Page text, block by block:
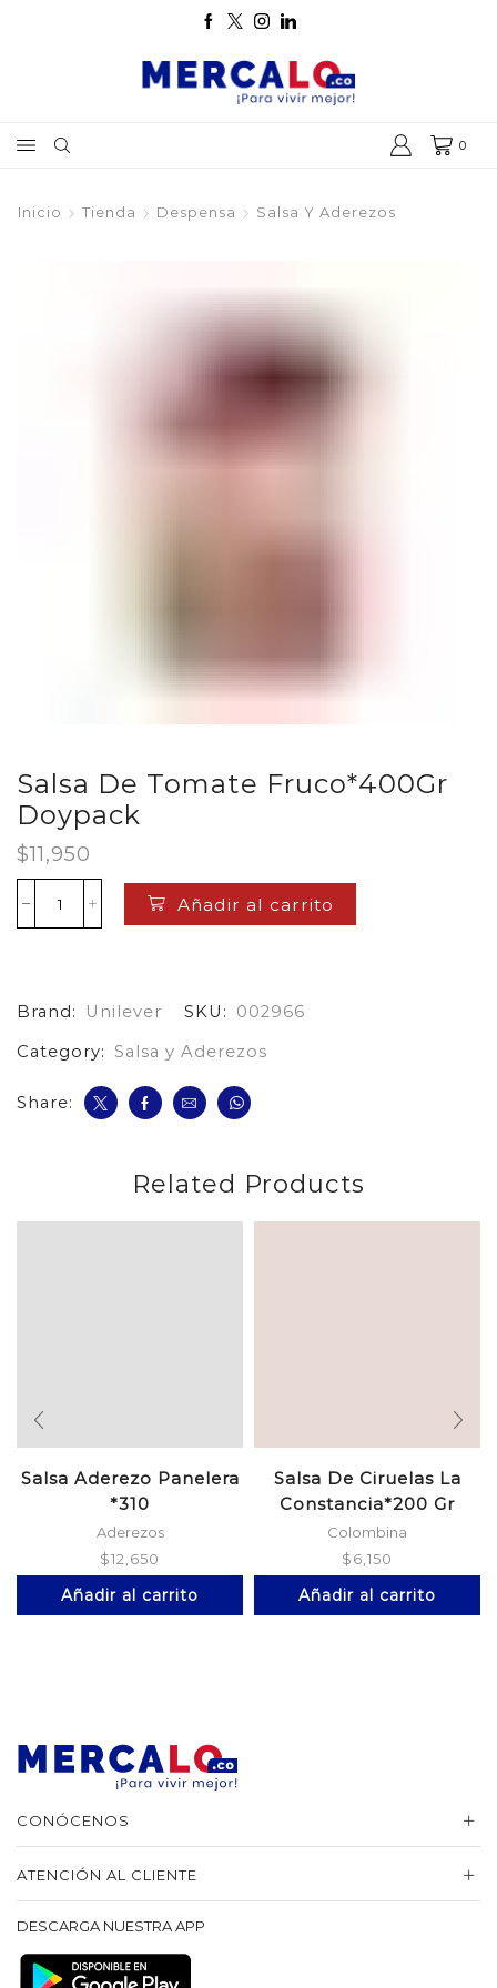
0
Inicio Tienda Despensa Salsa Y Aderezos
Salsa De Tomate Fruco*400Gr
Doypack
$11,950
Salsa
De
cantidad
Añadir al carrito
Brand: Unilever SKU:
002966
Category: Salsa y Aderezos
Share:
Related Products
Salsa Aderezo Panelera
*310
Aderezos
$12,650
Añadir al carrito
Salsa De Ciruelas La
Constancia*200 Gr
Colombina
$6,150
Añadir al carrito
CONÓCENOS
ATENCIÓN AL CLIENTE
DESCARGA NUESTRA APP